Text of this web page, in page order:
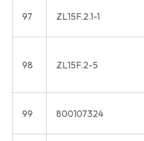
97 ZL15F.2.1-1
98 ZL15F.2-5
99 800107324